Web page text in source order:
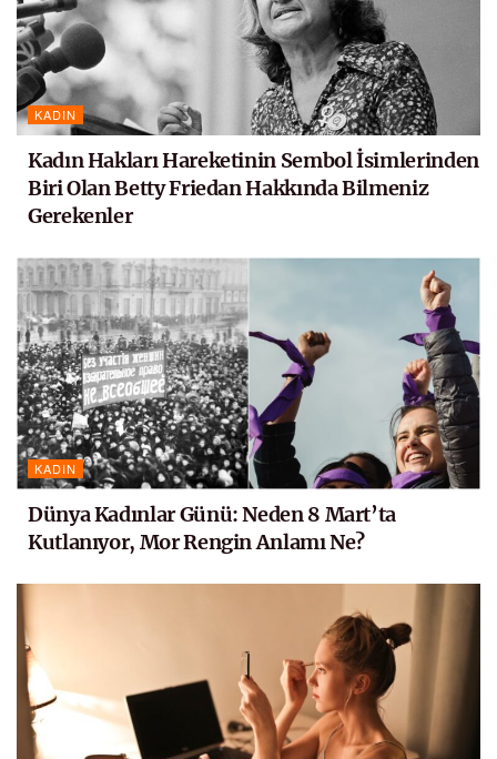
KADIN
Kadın Hakları Hareketinin Sembol İsimlerinden
Biri Olan Betty Friedan Hakkında Bilmeniz
Gerekenler
KADIN
Dünya Kadınlar Günü: Neden 8 Mart’ta
Kutlanıyor, Mor Rengin Anlamı Ne?